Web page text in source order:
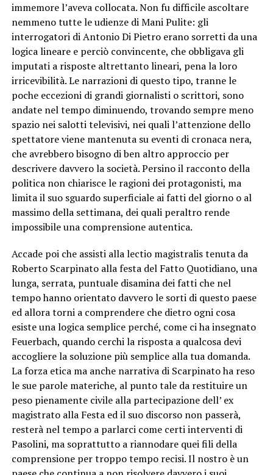
immemore l’aveva collocata. Non fu difficile ascoltare
nemmeno tutte le udienze di Mani Pulite: gli
interrogatori di Antonio Di Pietro erano sorretti da una
logica lineare e perciò convincente, che obbligava gli
imputati a risposte altrettanto lineari, pena la loro
irricevibilità. Le narrazioni di questo tipo, tranne le
poche eccezioni di grandi giornalisti o scrittori, sono
andate nel tempo diminuendo, trovando sempre meno
spazio nei salotti televisivi, nei quali l’attenzione dello
spettatore viene mantenuta su eventi di cronaca nera,
che avrebbero bisogno di ben altro approccio per
descrivere davvero la società. Persino il racconto della
politica non chiarisce le ragioni dei protagonisti, ma
limita il suo sguardo superficiale ai fatti del giorno o al
massimo della settimana, dei quali peraltro rende
impossibile una comprensione autentica.
Accade poi che assisti alla lectio magistralis tenuta da
Roberto Scarpinato alla festa del Fatto Quotidiano, una
lunga, serrata, puntuale disamina dei fatti che nel
tempo hanno orientato davvero le sorti di questo paese
ed allora torni a comprendere che dietro ogni cosa
esiste una logica semplice perché, come ci ha insegnato
Feuerbach, quando cerchi la risposta a qualcosa devi
accogliere la soluzione più semplice alla tua domanda.
La forza etica ma anche narrativa di Scarpinato ha reso
le sue parole materiche, al punto tale da restituire un
peso pienamente civile alla partecipazione dell’ ex
magistrato alla Festa ed il suo discorso non passerà,
resterà nel tempo a parlarci come certi interventi di
Pasolini, ma soprattutto a riannodare quei fili della
comprensione per troppo tempo recisi. Il nostro è un